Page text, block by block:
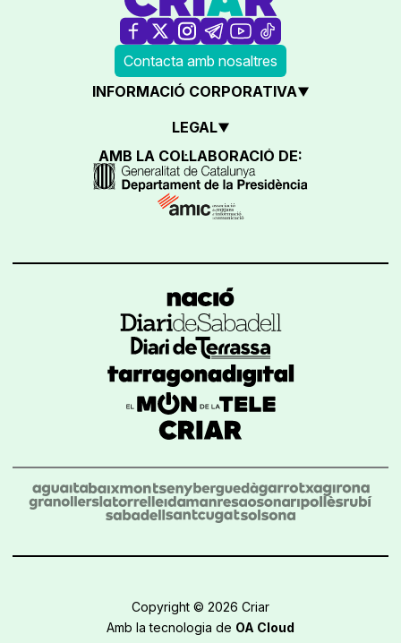
Contacta amb nosaltres
INFORMACIÓ CORPORATIVA
LEGAL
AMB LA COL·LABORACIÓ DE:
Copyright © 2026 Criar
Amb la tecnologia de OA Cloud